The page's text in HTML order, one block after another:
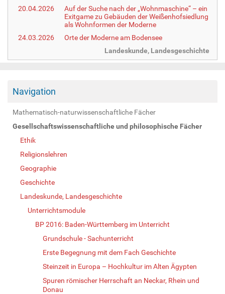
20.04.2026
Auf der Suche nach der „Wohnmaschine“ – ein
Exitgame zu Gebäuden der Weißenhofsiedlung
als Wohnformen der Moderne
24.03.2026
Orte der Moderne am Bodensee
Landeskunde, Landesgeschichte
Navigation
Mathematisch-naturwissenschaftliche Fächer
Gesellschaftswissenschaftliche und philosophische Fächer
Ethik
Religionslehren
Geographie
Geschichte
Landeskunde, Landesgeschichte
Unterrichtsmodule
BP 2016: Baden-Württemberg im Unterricht
Grundschule - Sachunterricht
Erste Begegnung mit dem Fach Geschichte
Steinzeit in Europa – Hochkultur im Alten Ägypten
Spuren römischer Herrschaft an Neckar, Rhein und
Donau